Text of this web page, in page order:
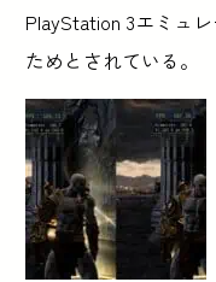
PlayStation 3エミュ
ためとされている。